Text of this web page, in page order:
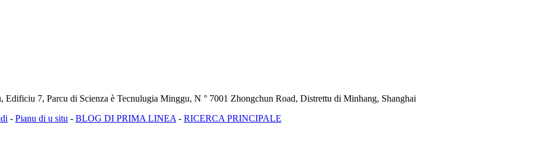
7, Parcu di Scienza è Tecnulugia Minggu, N ° 7001 Zhongchun Road, Distrettu di Minhang, Shanghai
- Pianu di u situ - BLOG DI PRIMA LINEA - RICERCA PRINCIPALE